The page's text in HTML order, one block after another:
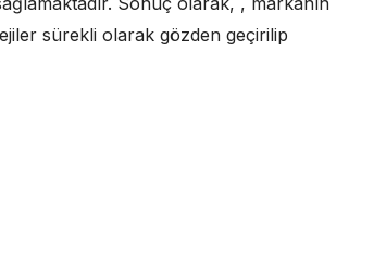
sürekli olarak gözden geçirilip